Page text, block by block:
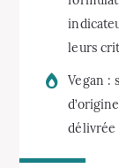
leurs
Vegan :
délivrée